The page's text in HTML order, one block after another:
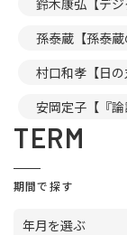
鈴木康弘【デジ
孫泰蔵【孫泰蔵
村口和孝【日の
安岡定子【『論
TERM
期間で探す
年月を選ぶ